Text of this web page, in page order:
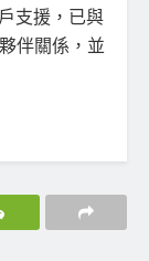
支援，已與
伴關係，並